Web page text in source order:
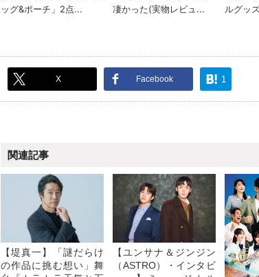
X Facebook 1
関連記事
【堤真一】「謎だらけ
の作品に挑む想い」舞
【ユンサナ＆ジンジン
（ASTRO）・インタビ